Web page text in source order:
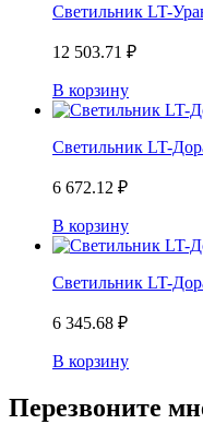
Светильник LT-
12 503.71 ₽
В корзину
Светильник LT-
6 672.12 ₽
В корзину
Светильник LT-
6 345.68 ₽
В корзину
Перезвоните